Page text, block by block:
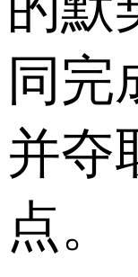
同完
并夺
点。